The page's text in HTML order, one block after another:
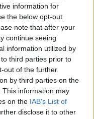
information for
the below opt-out
note that after your
continue seeing
information utilized by
third parties prior to
out of the further
by third parties on the
This information may
on the IAB’s List of
disclose it to other
de Trump
de sus
en…